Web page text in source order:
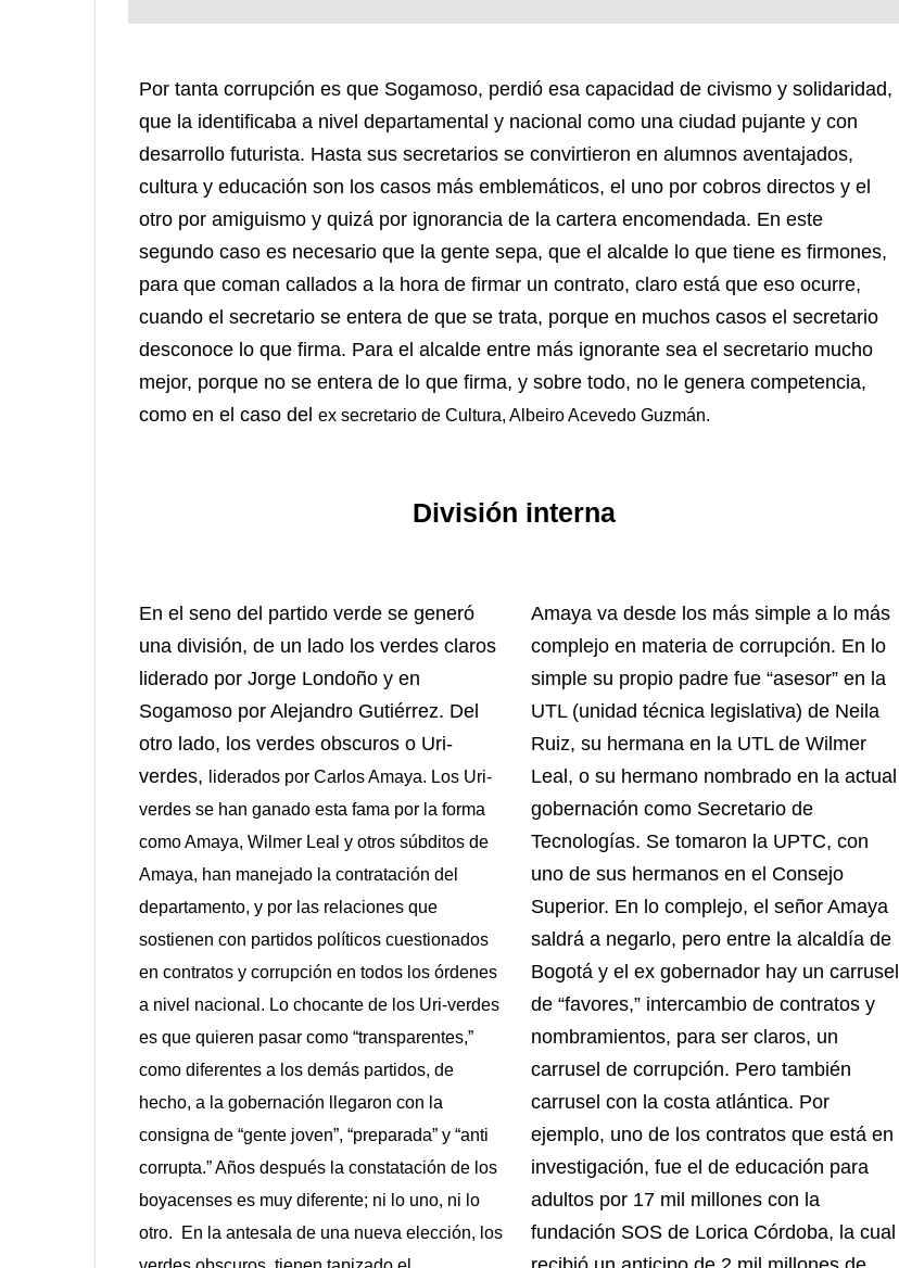
Por tanta corrupción es que Sogamoso, perdió esa capacidad de civismo y solidaridad,
que la identificaba a nivel departamental y nacional como una ciudad pujante y con
desarrollo futurista. Hasta sus secretarios se convirtieron en alumnos aventajados,
cultura y educación son los casos más emblemáticos, el uno por cobros directos y el
otro por amiguismo y quizá por ignorancia de la cartera encomendada. En este
segundo caso es necesario que la gente sepa, que el alcalde lo que tiene es firmones,
para que coman callados a la hora de firmar un contrato, claro está que eso ocurre,
cuando el secretario se entera de que se trata, porque en muchos casos el secretario
desconoce lo que firma. Para el alcalde entre más ignorante sea el secretario mucho
mejor, porque no se entera de lo que firma, y sobre todo, no le genera competencia,
como en el caso del ex secretario de Cultura, Albeiro Acevedo Guzmán.
División interna
En el seno del partido verde se generó
una división, de un lado los verdes claros
liderado por Jorge Londoño y en
Sogamoso por Alejandro Gutiérrez. Del
otro lado, los verdes obscuros o Uri-
verdes,
liderados por Carlos Amaya. Los Uri-
verdes se han ganado esta fama por la forma
como Amaya, Wilmer Leal y otros súbditos de
Amaya, han manejado la contratación del
departamento, y por las relaciones que
sostienen con partidos políticos cuestionados
en contratos y corrupción en todos los órdenes
a nivel nacional. Lo chocante de los Uri-verdes
es que quieren pasar como “transparentes,”
como diferentes a los demás partidos, de
hecho, a la gobernación llegaron con la
consigna de “gente joven”, “preparada” y “anti
corrupta.” Años después la constatación de los
boyacenses es muy diferente; ni lo uno, ni lo
otro. En la antesala de una nueva elección, los
Amaya va desde los más simple a lo más
complejo en materia de corrupción. En lo
simple su propio padre fue “asesor” en la
UTL (unidad técnica legislativa) de Neila
Ruiz, su hermana en la UTL de Wilmer
Leal, o su hermano nombrado en la actual
gobernación como Secretario de
Tecnologías. Se tomaron la UPTC, con
uno de sus hermanos en el Consejo
Superior. En lo complejo, el señor Amaya
saldrá a negarlo, pero entre la alcaldía de
Bogotá y el ex gobernador hay un carrusel
de “favores,” intercambio de contratos y
nombramientos, para ser claros, un
carrusel de corrupción. Pero también
carrusel con la costa atlántica. Por
ejemplo, uno de los contratos que está en
investigación, fue el de educación para
adultos por 17 mil millones con la
fundación SOS de Lorica Córdoba, la cual